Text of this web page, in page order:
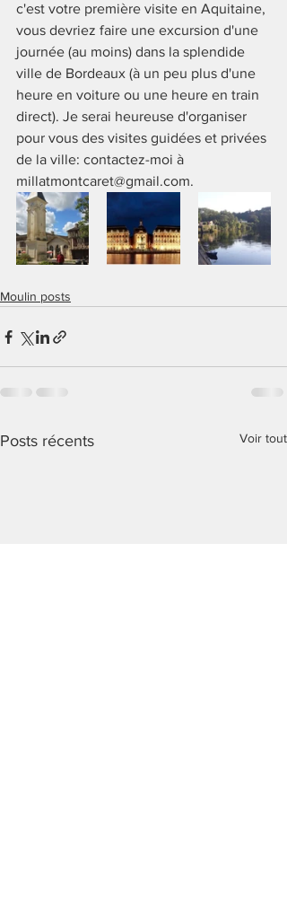
c'est votre première visite en Aquitaine,
vous devriez faire une excursion d'une
journée (au moins) dans la splendide
ville de Bordeaux (à un peu plus d'une
heure en voiture ou une heure en train
direct). Je serai heureuse d'organiser
pour vous des visites guidées et privées
de la ville: contactez-moi à
millatmontcaret@gmail.com.
Moulin posts
Posts récents Voir tout